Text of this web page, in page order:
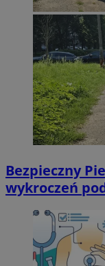
Bezpieczny
wykroczeń